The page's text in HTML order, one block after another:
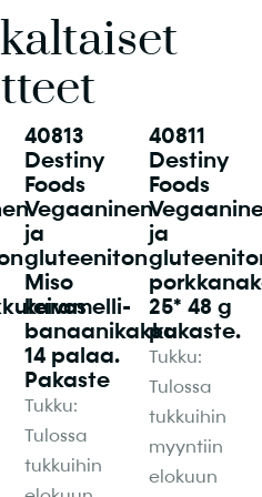
40813
Destiny
Foods
Vegaaninen
ja
gluteeniton
Miso
karamelli-
banaanikakku
14 palaa.
Pakaste
Tukku:
Tulossa
tukkuihin
40811
Destiny
Foods
ja
25* 48 g
pakaste.
Tukku:
Tulossa
tukkuihin
myyntiin
elokuun